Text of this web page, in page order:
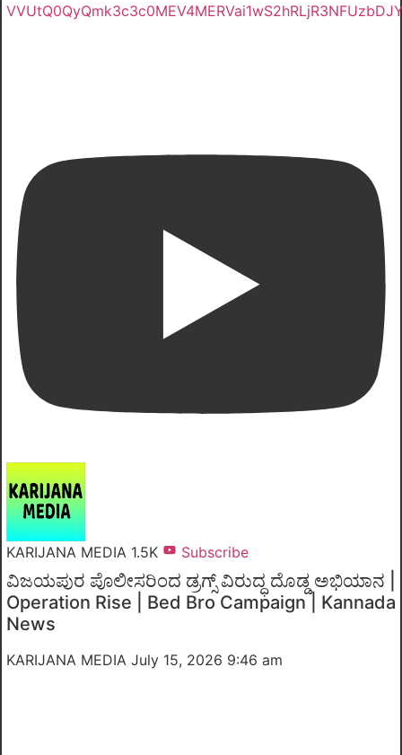
KARIJANA MEDIA 1.5K Subscribe
ವಿಜಯಪುರ ಪೊಲೀಸರಿಂದ ಡ್ರಗ್ಸ್ ವಿರುದ್ಧ ದೊಡ್ಡ ಅಭಿಯಾನ |
Operation Rise | Bed Bro Campaign | Kannada
News
KARIJANA MEDIA July 15, 2026 9:46 am